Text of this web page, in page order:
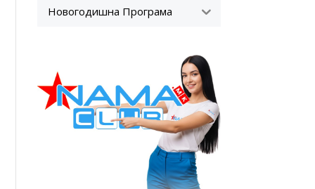
Новогодишна Програма